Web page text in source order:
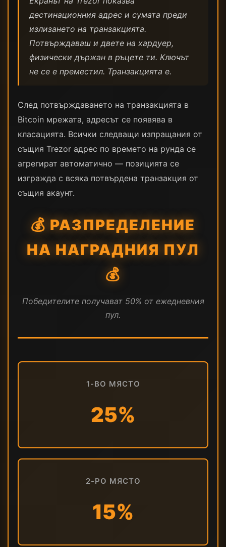
дестинационния адрес и сумата преди
излизането на транзакцията.
Потвърждаваш и двете на хардуер,
физически държан в ръцете ти. Ключът
не се е преместил. Транзакцията е.
След потвърждаването на транзакцията в
Bitcoin мрежата, адресът се появява в
класацията. Всички следващи изпращания от
същия Trezor адрес по времето на рунда се
агрегират автоматично — позицията се
изгражда с всяка потвърдена транзакция от
същия акаунт.
💰 РАЗПРЕДЕЛЕНИЕ
НА НАГРАДНИЯ ПУЛ
💰
Победителите получават 50% от ежедневния
пул.
1-ВО МЯСТО
25%
2-РО МЯСТО
15%